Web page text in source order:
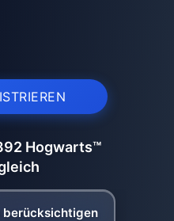
Hogwarts™
berücksichtigen